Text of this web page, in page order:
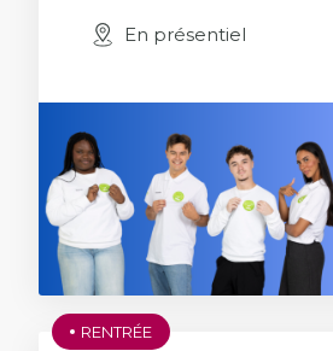
En présentiel
RENTRÉE